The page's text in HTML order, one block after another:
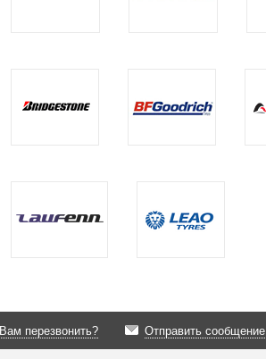
Вам перезвонить? Отправить сообщение